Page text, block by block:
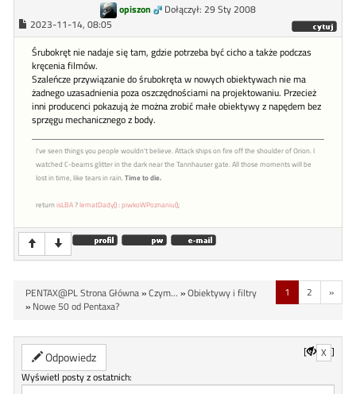
opiszon
Dołączył: 29 Sty 2008
2023-11-14, 08:05
Śrubokręt nie nadaje się tam, gdzie potrzeba być cicho a także podczas
kręcenia filmów.
Szaleńcze przywiązanie do śrubokręta w nowych obiektywach nie ma
żadnego uzasadnienia poza oszczędnościami na projektowaniu. Przecież
inni producenci pokazują że można zrobić małe obiektywy z napędem bez
sprzęgu mechanicznego z body.
I've seen things you people wouldn't believe. Attack ships on fire off the shoulder of Orion. I
watched C-beams glitter in the dark near the Tannhauser gate. All those moments will be
lost in time, like tears in rain.Time to die.
returnisLBA?lematDady():piwkoWPoznaniu();
1 2 »
PENTAX@PL Strona Główna»Czym... »Obiektywy i filtry
» Nowe 50 od Pentaxa?
Odpowiedz [ X ]
Wyświetl posty z ostatnich: